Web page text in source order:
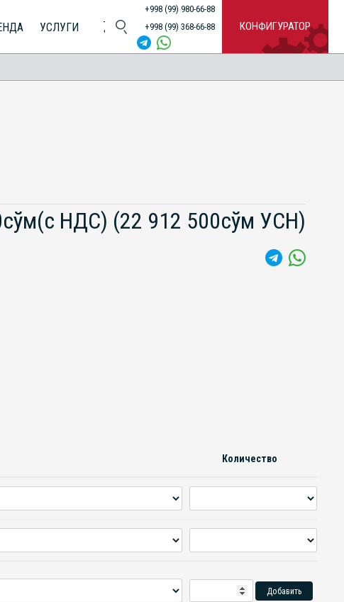
КОНФИГУРАТОР
+998 (99) 980-66-88
+998 (99) 368-66-88
УСЛУГИ
НДС) (22 912 500сўм УСН)
Количество
Добавить